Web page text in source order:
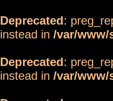
Deprecated:
instead in /var/
Deprecated:
instead in /var/